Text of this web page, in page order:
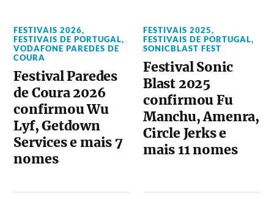
FESTIVAIS 2026,
FESTIVAIS DE PORTUGAL,
VODAFONE PAREDES DE
COURA
Festival Paredes
de Coura 2026
confirmou Wu
Lyf, Getdown
Services e mais 7
nomes
FESTIVAIS 2025,
FESTIVAIS DE PORTUGAL,
SONICBLAST FEST
Festival Sonic
Blast 2025
confirmou Fu
Manchu, Amenra,
Circle Jerks e
mais 11 nomes